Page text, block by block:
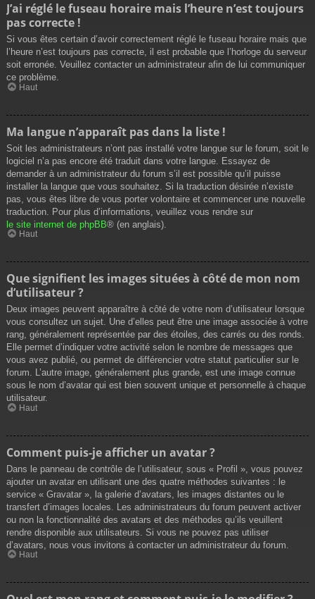
J’ai réglé le fuseau horaire mais l’heure n’est toujours
pas correcte !
Si vous êtes certain d’avoir correctement réglé le fuseau horaire mais que
l’heure n’est toujours pas correcte, il est probable que l’horloge du serveur
soit erronée. Veuillez contacter un administrateur afin de lui communiquer
ce problème.
Haut
Ma langue n’apparaît pas dans la liste !
Soit les administrateurs n’ont pas installé votre langue sur le forum, soit le
logiciel n’a pas encore été traduit dans votre langue. Essayez de
demander à un administrateur du forum s’il est possible qu’il puisse
installer la langue que vous souhaitez. Si la traduction désirée n’existe
pas, vous êtes libre de vous porter volontaire et commencer une nouvelle
traduction. Pour plus d’informations, veuillez vous rendre sur
le site internet de phpBB® (en anglais).
Haut
Que signifient les images situées à côté de mon nom
d’utilisateur ?
Deux images peuvent apparaître à côté de votre nom d’utilisateur lorsque
vous consultez un sujet. Une d’elles peut être une image associée à votre
rang, généralement représentée par des étoiles, des carrés ou des ronds.
Elle permet d’indiquer votre activité selon le nombre de messages que
vous avez publié, ou permet de différencier votre statut particulier sur le
forum. L’autre image, généralement plus grande, est une image connue
sous le nom d’avatar qui est bien souvent unique et personnelle à chaque
utilisateur.
Haut
Comment puis-je afficher un avatar ?
Dans le panneau de contrôle de l’utilisateur, sous « Profil », vous pouvez
ajouter un avatar en utilisant une des quatre méthodes suivantes : le
service « Gravatar », la galerie d’avatars, les images distantes ou le
transfert d’images locales. Les administrateurs du forum peuvent activer
ou non la fonctionnalité des avatars et des méthodes qu’ils veuillent
rendre disponible aux utilisateurs. Si vous ne pouvez pas utiliser
d’avatars, nous vous invitons à contacter un administrateur du forum.
Haut